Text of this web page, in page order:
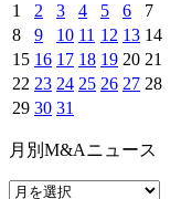
1
2 3 4 5 6
7
8
9 10 11 12 13 14
15 16 17 18 19 20 21
22 23 24 25 26 27 28
29 30 31
月別M&Aニュース